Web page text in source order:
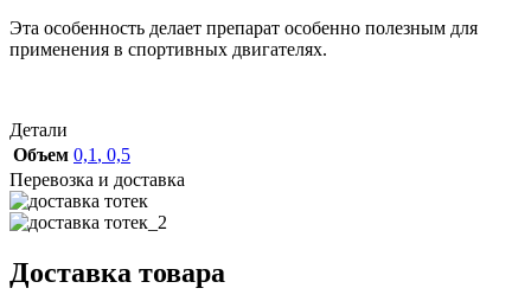
Эта особенность делает препарат особенно полезным для
применения в спортивных двигателях.
Детали
Объем 0,1 , 0,5
Перевозка и доставка
Доставка товара